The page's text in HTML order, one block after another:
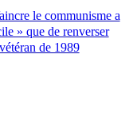
le communisme a
» que de renverser
de 1989